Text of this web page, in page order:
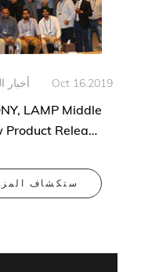
Oct أخبار الشركة
LAMP Middle
Product Release
ستكشاف المزيد